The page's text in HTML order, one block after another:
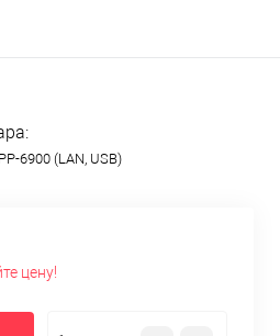
6900 (LAN, USB)
цену!